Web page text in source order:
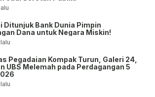
Ditunjuk Bank Dunia Pimpin
Dana untuk Negara Miskin!
Pegadaian Kompak Turun, Galeri 24,
UBS Melemah pada Perdagangan 5